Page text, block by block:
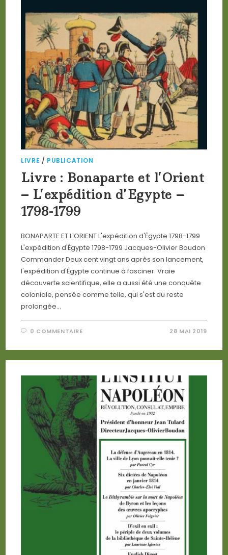
LIVRE / PUBLICATION
Livre : Bonaparte et l’Orient
– L’expédition d’Egypte –
1798-1799
BONAPARTE ET L'ORIENT L'expédition d'Égypte 1798-1799
L'expédition d'Égypte 1798-1799 Jacques-Olivier Boudon
Commander Deux cent vingt ans après son lancement,
l'expédition d'Égypte continue à fasciner. Vraie
découverte scientifique, elle a aussi été une conquête
coloniale, pensée comme telle, qui s'est du reste
prolongée…
0 COMMENTAIRE 28 MAI 2019